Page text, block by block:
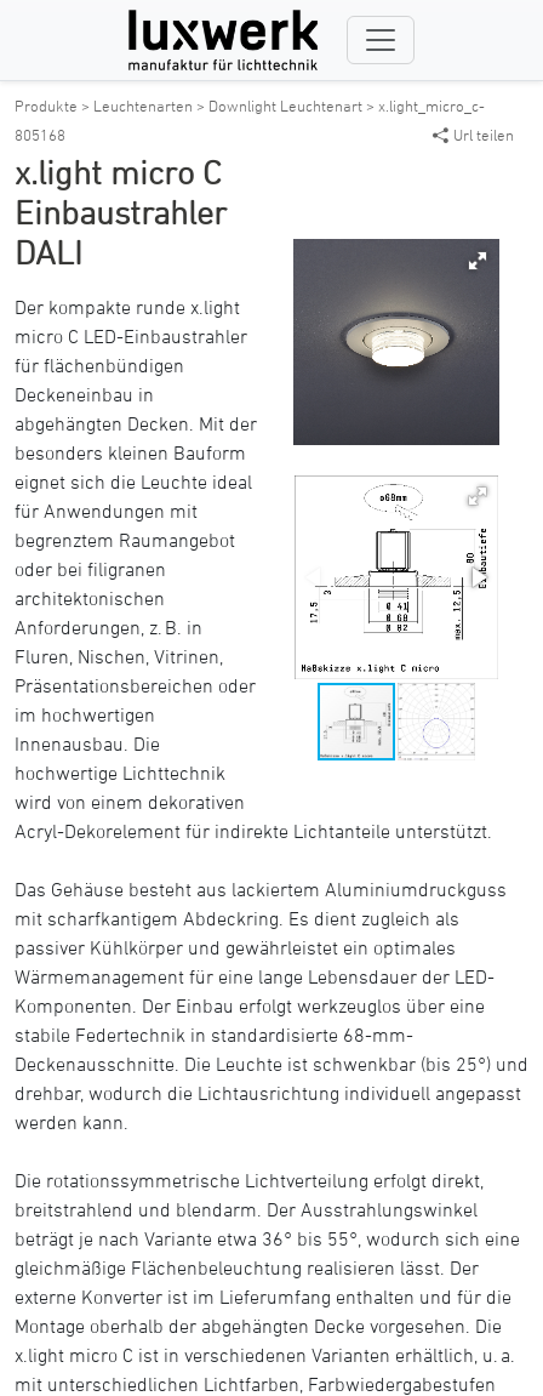
Produkte > Leuchtenarten > Downlight Leuchtenart > x.light_micro_c-
805168
Url teilen
x.light micro C
Einbaustrahler
DALI
Der kompakte runde x.light
micro C LED-Einbaustrahler
für flächenbündigen
Deckeneinbau in
abgehängten Decken. Mit der
besonders kleinen Bauform
eignet sich die Leuchte ideal
für Anwendungen mit
begrenztem Raumangebot
oder bei filigranen
architektonischen
Anforderungen, z. B. in
Fluren, Nischen, Vitrinen,
Präsentationsbereichen oder
im hochwertigen
Innenausbau. Die
hochwertige Lichttechnik
wird von einem dekorativen
Acryl-Dekorelement für indirekte Lichtanteile unterstützt.
Das Gehäuse besteht aus lackiertem Aluminiumdruckguss
mit scharfkantigem Abdeckring. Es dient zugleich als
passiver Kühlkörper und gewährleistet ein optimales
Wärmemanagement für eine lange Lebensdauer der LED-
Komponenten. Der Einbau erfolgt werkzeuglos über eine
stabile Federtechnik in standardisierte 68-mm-
Deckenausschnitte. Die Leuchte ist schwenkbar (bis 25°) und
drehbar, wodurch die Lichtausrichtung individuell angepasst
werden kann.
Die rotationssymmetrische Lichtverteilung erfolgt direkt,
breitstrahlend und blendarm. Der Ausstrahlungswinkel
beträgt je nach Variante etwa 36° bis 55°, wodurch sich eine
gleichmäßige Flächenbeleuchtung realisieren lässt. Der
externe Konverter ist im Lieferumfang enthalten und für die
Montage oberhalb der abgehängten Decke vorgesehen. Die
x.light micro C ist in verschiedenen Varianten erhältlich, u. a.
mit unterschiedlichen Lichtfarben, Farbwiedergabestufen